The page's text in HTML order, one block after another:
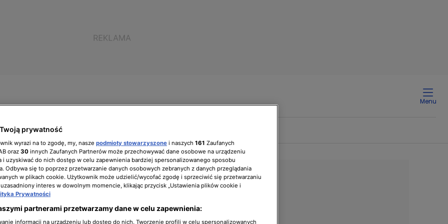
Menu
zarządzającyBiuro prasowe
którą trzeba dopasować
prywatność
wyrazi na to zgodę, my, nasze podmioty stowarzyszone i naszych 161 Zaufanych
oraz 30 innych Zaufanych Partnerów może przechowywać dane osobowe na urządzeniu
i uzyskiwać do nich dostęp w celu zapewnienia bardziej spersonalizowanego sposobu
Odbywa się to poprzez przetwarzanie danych osobowych zebranych z danych przeglądania
w plikach cookie. Użytkownik może udzielić/wycofać zgodę i sprzeciwić się przetwarzaniu
interes w dowolnym momencie, klikając przycisk „Ustawienia plików cookie i
Prywatności
partnerami przetwarzamy dane w celu zapewnienia:
informacji na urządzeniu lub dostęp do nich. Tworzenie profili w celu spersonalizowanych